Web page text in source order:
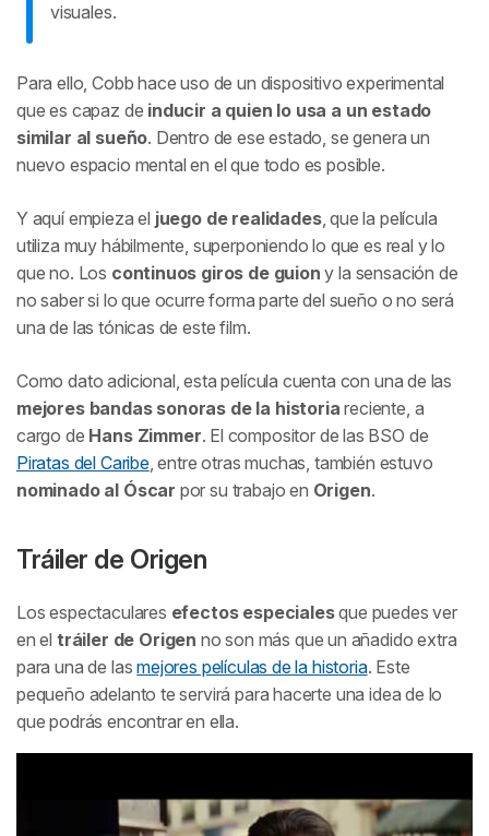
visuales.
Para ello, Cobb hace uso de un dispositivo experimental
que es capaz de inducir a quien lo usa a un estado
similar al sueño. Dentro de ese estado, se genera un
nuevo espacio mental en el que todo es posible.
Y aquí empieza el juego de realidades, que la película
utiliza muy hábilmente, superponiendo lo que es real y lo
que no. Los continuos giros de guion y la sensación de
no saber si lo que ocurre forma parte del sueño o no será
una de las tónicas de este film.
Como dato adicional, esta película cuenta con una de las
mejores bandas sonoras de la historia reciente, a
cargo de Hans Zimmer. El compositor de las BSO de
Piratas del Caribe, entre otras muchas, también estuvo
nominado al Óscar por su trabajo en Origen.
Tráiler de Origen
Los espectaculares efectos especialesque puedes ver
en el tráiler de Origen no son más que un añadido extra
para una de lasmejores películas de la historia. Este
pequeño adelanto te servirá para hacerte una idea de lo
que podrás encontrar en ella.